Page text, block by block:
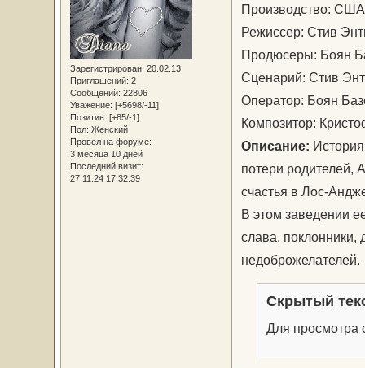
Зарегистрирован: 20.02.13
Приглашений: 2
Сообщений: 22806
Уважение: [+5698/-11]
Позитив: [+85/-1]
Пол: Женский
Провел на форуме:
3 месяца 10 дней
Последний визит:
27.11.24 17:32:39
Производство:
Режиссер: Стив
Продюсеры: Боян
Сценарий: Стив
Оператор: Боян
Композитор:
Описание:
потери родителей,
счастья в Лос-
В этом заведении
слава, поклонники,
недоброжелателей.
Скрытый
Для просмотра